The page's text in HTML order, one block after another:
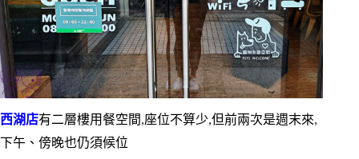
西湖店有二層樓用餐空間,座位不算少,但前兩次是週末來,
下午、傍晚也仍須候位